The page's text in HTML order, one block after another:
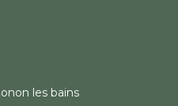
les bains